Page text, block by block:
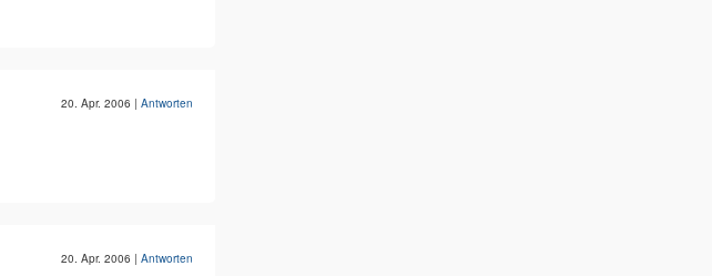
20. Apr. 2006 | Antworten
20. Apr. 2006 | Antworten